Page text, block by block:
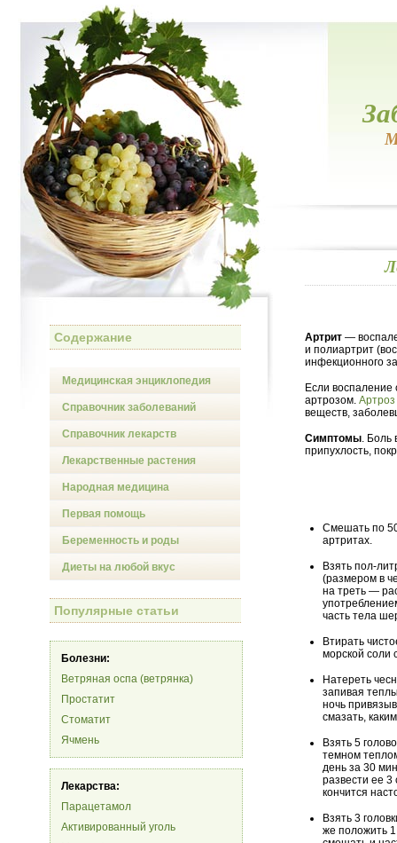
Содержание
Медицинская энциклопедия
Справочник заболеваний
Справочник лекарств
Лекарственные растения
Народная медицина
Первая помощь
Беременность и роды
Диеты на любой вкус
Популярные статьи
Болезни:
Ветряная оспа (ветрянка)
Простатит
Стоматит
Ячмень
Лекарства:
Парацетамол
Активированный уголь
Артрит —
и полиартрит
инфекционного
Если
артрозом. Артроз
веществ,
Симптомы. Боль
припухлость,
Смешать по
артритах.
Взять пол-
(размером в
на треть —
часть тела
Втирать
морской соли
Натереть
запивая
ночь
смазать,
Взять 5
темном
день за 30
развести ее
кончится
Взять 3
же положить